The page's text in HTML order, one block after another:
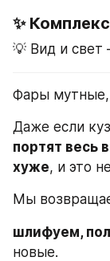
✨
💡 Вид и свет
Фары мутные,
Даже если
портят весь
хуже, и это
Мы
шлифуем,
новые.